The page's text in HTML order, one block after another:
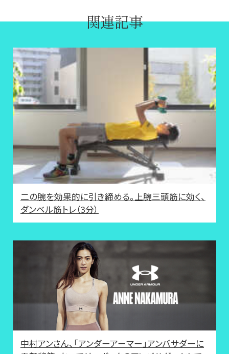
関連記事
二の腕を効果的に引き締める。上腕三頭筋に効く、
ダンベル筋トレ（3分）
中村アンさん、「アンダーアーマー」アンバサダーに